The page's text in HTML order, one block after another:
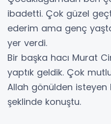
ibadetti. Çok güzel
ederim ama genç
yer verdi.
Bir başka hacı Murat
yaptık geldik. Çok
Allah gönülden isteyen
şeklinde konuştu.